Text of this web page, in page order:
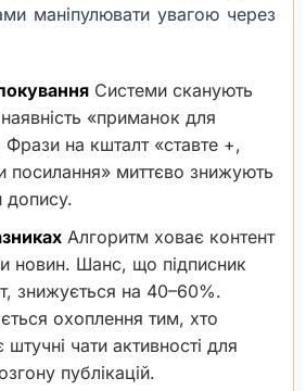
маніпулювати увагою через
Системи сканують
наявність «приманок для
Фрази на кшталт «ставте +,
посилання» миттєво знижують
допису.
Алгоритм ховає контент
новин. Шанс, що підписник
знижується на 40–60%.
охоплення тим, хто
чати активності для
публікацій.